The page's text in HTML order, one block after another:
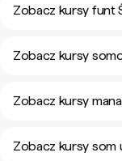
Zobacz kursy funt
Zobacz kursy
Zobacz kursy
Zobacz kursy som